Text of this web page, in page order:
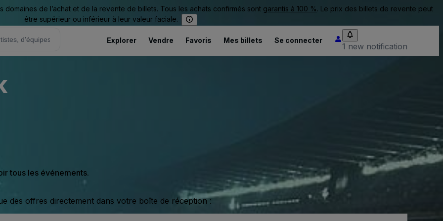
de l’achat et de la revente de billets. Tous les achats confirmés sont garantis à 100 %. Le prix des billets de revente peut
être supérieur ou inférieur à leur valeur faciale.
Explorer Vendre Favoris Mes billets Se connecter
1 new notification
tous les événements.
des offres directement dans votre boîte de réception :